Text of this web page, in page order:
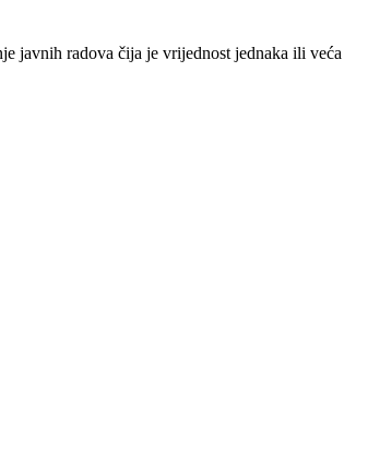
javnih radova čija je vrijednost jednaka ili veća